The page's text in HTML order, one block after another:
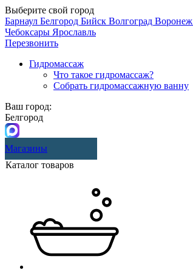
Выберите свой город
Барнаул Белгород Бийск Волгоград Воронеж
Чебоксары Ярославль
Перезвонить
Гидромассаж
Что такое гидромассаж?
Собрать гидромассажную ванну
Ваш город:
Белгород
Магазины
Каталог товаров